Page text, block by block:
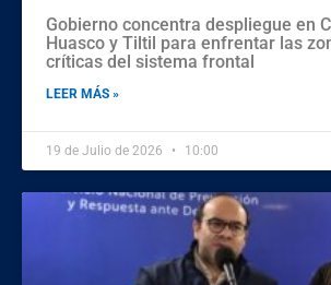
Gobierno concentra despliegue en
Huasco y Tiltil para enfrentar las
críticas del sistema frontal
LEER MÁS »
19 de Julio de 2026 10:00